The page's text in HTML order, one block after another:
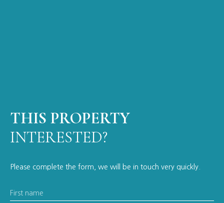
THIS PROPERTY
INTERESTED?
Please complete the form, we will be in touch very quickly.
First name